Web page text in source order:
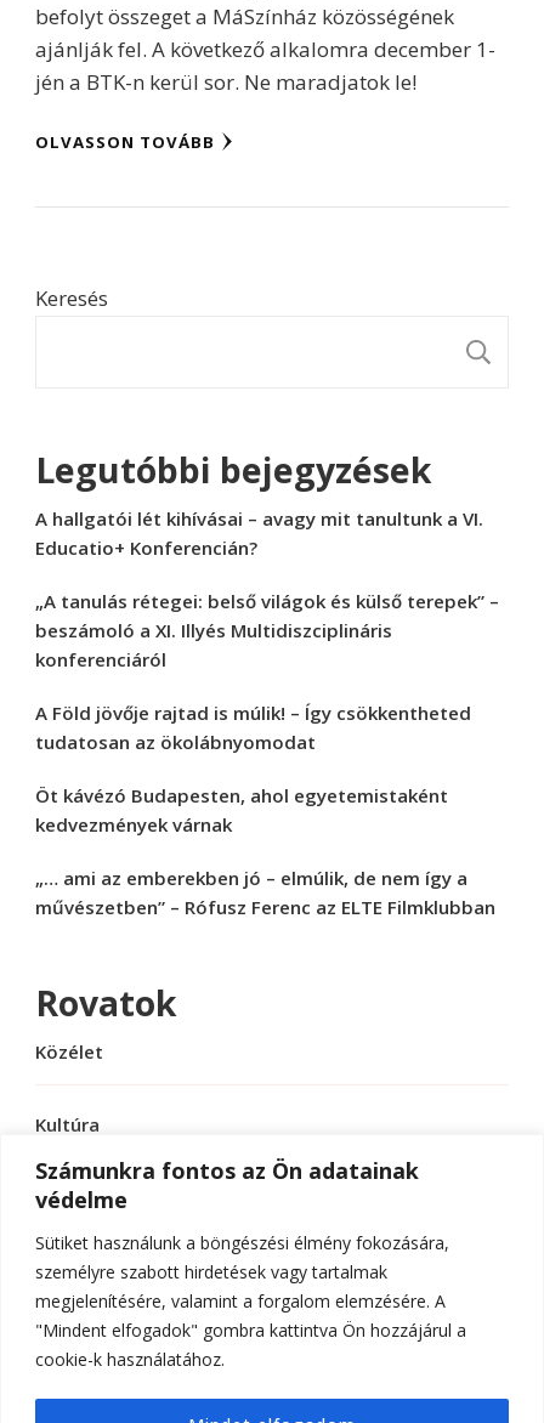
Számunkra fontos az Ön adatainak
védelme
Sütiket használunk a böngészési élmény fokozására,
személyre szabott hirdetések vagy tartalmak
megjelenítésére, valamint a forgalom elemzésére. A
"Mindent elfogadok" gombra kattintva Ön hozzájárul a
cookie-k használatához.
befolyt összeget a MáSzínház közösségének
ajánlják fel. A következő alkalomra december 1-
jén a BTK-n kerül sor. Ne maradjatok le!
OLVASSON TOVÁBB
Keresés
Legutóbbi bejegyzések
A hallgatói lét kihívásai – avagy mit tanultunk a VI.
Educatio+ Konferencián?
„A tanulás rétegei: belső világok és külső terepek” –
beszámoló a XI. Illyés Multidiszciplináris
konferenciáról
A Föld jövője rajtad is múlik! – Így csökkentheted
tudatosan az ökolábnyomodat
Öt kávézó Budapesten, ahol egyetemistaként
kedvezmények várnak
„… ami az emberekben jó – elmúlik, de nem így a
művészetben” – Rófusz Ferenc az ELTE Filmklubban
Rovatok
Közélet
Kultúra
Sport
Tudomány
© Szerzői jog 2026ELTE Online